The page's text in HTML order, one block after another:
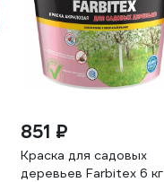
851 ₽
Краска для садовых
деревьев Farbitex 6 кг